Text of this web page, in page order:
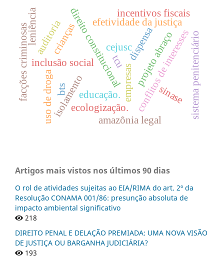
direito constitucional
isolamento
inclusão social
educação.
projeto abraço
efetividade da justiça
cejusc conflitos de interesses
facções criminosas sistema penitenciário
crianças
sinase
amazônia legal
ecologização.
bts
dispensa
uso de droga
incentivos fiscais
auditoria
leniência
empresas
tcu
Artigos mais vistos nos últimos 90 dias
O rol de atividades sujeitas ao EIA/RIMA do art. 2º da
Resolução CONAMA 001/86: presunção absoluta de
impacto ambiental significativo
218
DIREITO PENAL E DELAÇÃO PREMIADA: UMA NOVA VISÃO
DE JUSTIÇA OU BARGANHA JUDICIÁRIA?
193